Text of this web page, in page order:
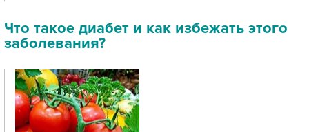
Что такое диабет и как избежать этого
заболевания?